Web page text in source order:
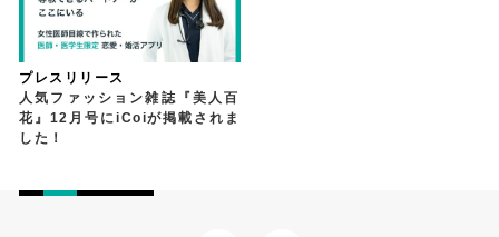
プレスリリース
人気ファッション雑誌『美人百
花』12月号にiCoiが掲載されま
した！